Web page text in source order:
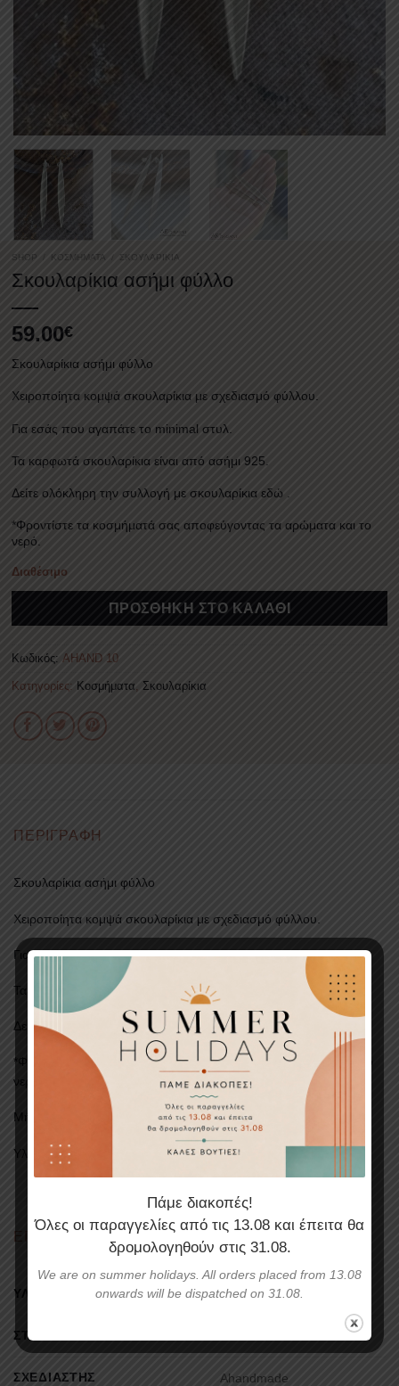
SHOP ΚΟΣΜΉΜΑΤΑ / ΣΚΟΥΛΑΡΊΚΙΑ
Σκουλαρίκια ασήμι φύλλο
59.00€
Σκουλαρίκια ασήμι φύλλο
Χειροποίητα κομψά σκουλαρίκια με σχεδιασμό φύλλου.
Για εσάς που αγαπάτε το minimal στυλ.
Τα καρφωτά σκουλαρίκια είναι από ασήμι 925.
Δείτε ολόκληρη την συλλογή με σκουλαρίκιαεδώ
*Φροντίστε τα κοσμήματά σας αποφεύγοντας τα αρώματα και το
νερό.
Διαθέσιμο
ΠΡΟΣΘΉΚΗ ΣΤΟ ΚΑΛΆΘΙ
Κωδικός: AHAND 10
Κατηγορίες: Κοσμήματα Σκουλαρίκια
ΠΕΡΙΓΡΑΦΉ
Σκουλαρίκια ασήμι φύλλο
Χειροποίητα κομψά σκουλαρίκια με σχεδιασμό φύλλου.
Για εσάς που αγαπάτε το minimal στυλ.
Τα καρφωτά σκουλαρίκια είναι από ασήμι 925.
Δείτε ολόκληρη την συλλογή με σκουλαρίκιαεδώ.
*Φροντίστε τα κοσμήματά σας αποφεύγοντας τα αρώματα και το
νερό.
Μήκος:
Υλικά: Ασήμι
ΕΠΙΠΛΈΟΝ ΠΛΗΡΟΦΟΡΊΕΣ
ΥΛΙΚΌ Ασήμι
ΣΤΥΛ
ΣΧΕΔΙΑΣΤΉΣ Ahandmade
Πάμε διακοπές!
Όλες οι παραγγελίες από τις 13.08 και έπειτα θα
δρομολογηθούν στις 31.08.
We are on summer holidays. All orders placed from 13.08
onwards will be dispatched on 31.08.